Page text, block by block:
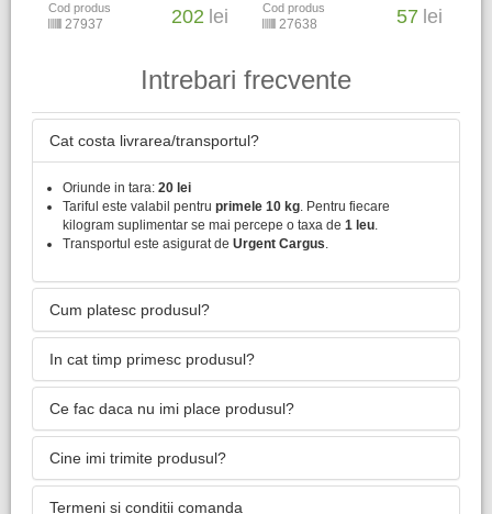
Cod produs
27937 202 lei Cod produs
27638 57 lei
Intrebari frecvente
Cat costa livrarea/transportul?
Oriunde in tara: 20 lei
Tariful este valabil pentru primele 10 kg . Pentru fiecare
kilogram suplimentar se mai percepe o taxa de 1 leu
Transportul este asigurat de Urgent Cargus
Cum platesc produsul?
In cat timp primesc produsul?
Ce fac daca nu imi place produsul?
Cine imi trimite produsul?
Termeni si conditii comanda